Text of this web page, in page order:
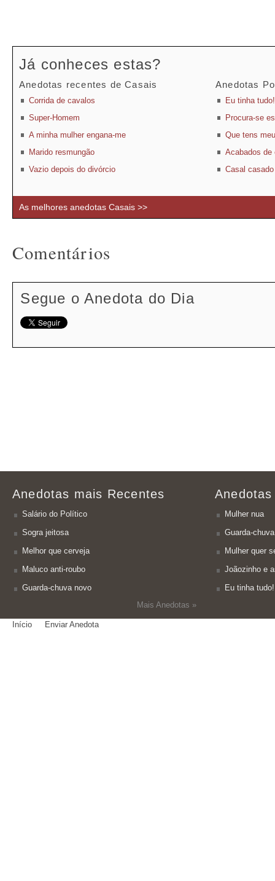
Já conheces estas?
Anedotas recentes de Casais
Corrida de cavalos
Super-Homem
A minha mulher engana-me
Marido resmungão
Vazio depois do divórcio
Anedotas
Eu tinha tudo!
Procura-se
Que tens
Acabados de
Casal
As melhores anedotas Casais >>
Comentários
Segue o Anedota do Dia
Anedotas mais Recentes
Salário do Político
Sogra jeitosa
Melhor que cerveja
Maluco anti-roubo
Guarda-chuva novo
Mais Anedotas »
Mulher nua
Guarda-
Mulher quer
Joãozinho e
Eu tinha tudo!
Início Enviar Anedota